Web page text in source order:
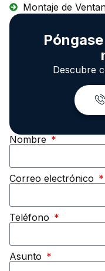
Montaje de
Descubre
Nombre
Correo electrónico
Teléfono
Asunto